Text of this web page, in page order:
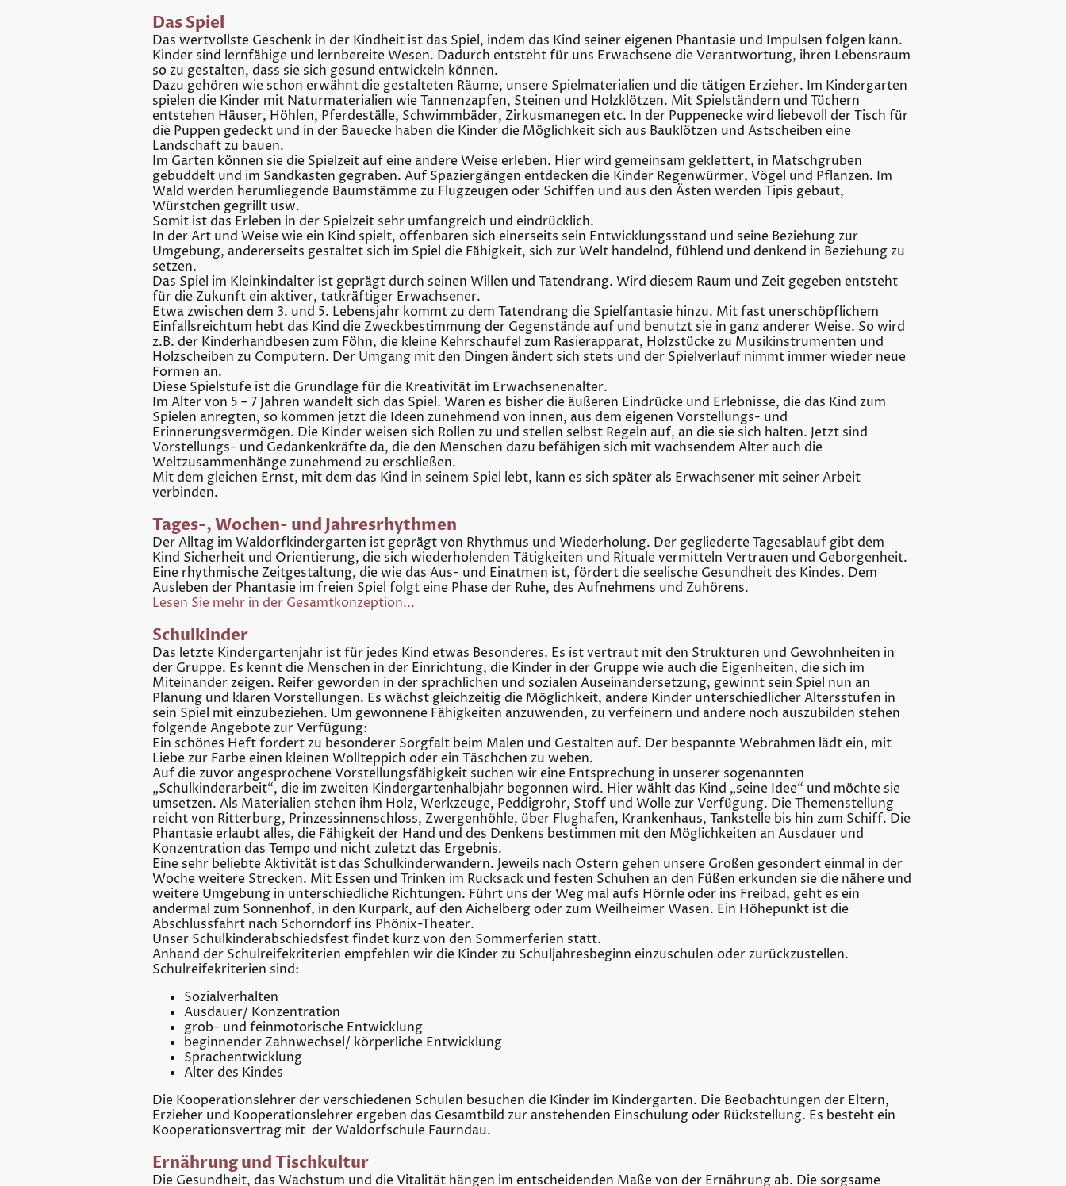
Das Spiel
Das wertvollste Geschenk in der Kindheit ist das Spiel, indem das Kind seiner eigenen Phantasie und Impulsen folgen kann.
Kinder sind lernfähige und lernbereite Wesen. Dadurch entsteht für uns Erwachsene die Verantwortung, ihren Lebensraum
so zu gestalten, dass sie sich gesund entwickeln können.
Dazu gehören wie schon erwähnt die gestalteten Räume, unsere Spielmaterialien und die tätigen Erzieher. Im Kindergarten
spielen die Kinder mit Naturmaterialien wie Tannenzapfen, Steinen und Holzklötzen. Mit Spielständern und Tüchern
entstehen Häuser, Höhlen, Pferdeställe, Schwimmbäder, Zirkusmanegen etc. In der Puppenecke wird liebevoll der Tisch für
die Puppen gedeckt und in der Bauecke haben die Kinder die Möglichkeit sich aus Bauklötzen und Astscheiben eine
Landschaft zu bauen.
Im Garten können sie die Spielzeit auf eine andere Weise erleben. Hier wird gemeinsam geklettert, in Matschgruben
gebuddelt und im Sandkasten gegraben. Auf Spaziergängen entdecken die Kinder Regenwürmer, Vögel und Pflanzen. Im
Wald werden herumliegende Baumstämme zu Flugzeugen oder Schiffen und aus den Ästen werden Tipis gebaut,
Würstchen gegrillt usw.
Somit ist das Erleben in der Spielzeit sehr umfangreich und eindrücklich.
In der Art und Weise wie ein Kind spielt, offenbaren sich einerseits sein Entwicklungsstand und seine Beziehung zur
Umgebung, andererseits gestaltet sich im Spiel die Fähigkeit, sich zur Welt handelnd, fühlend und denkend in Beziehung zu
setzen.
Das Spiel im Kleinkindalter ist geprägt durch seinen Willen und Tatendrang. Wird diesem Raum und Zeit gegeben entsteht
für die Zukunft ein aktiver, tatkräftiger Erwachsener.
Etwa zwischen dem 3. und 5. Lebensjahr kommt zu dem Tatendrang die Spielfantasie hinzu. Mit fast unerschöpflichem
Einfallsreichtum hebt das Kind die Zweckbestimmung der Gegenstände auf und benutzt sie in ganz anderer Weise. So wird
z.B. der Kinderhandbesen zum Föhn, die kleine Kehrschaufel zum Rasierapparat, Holzstücke zu Musikinstrumenten und
Holzscheiben zu Computern. Der Umgang mit den Dingen ändert sich stets und der Spielverlauf nimmt immer wieder neue
Formen an.
Diese Spielstufe ist die Grundlage für die Kreativität im Erwachsenenalter.
Im Alter von 5 – 7 Jahren wandelt sich das Spiel. Waren es bisher die äußeren Eindrücke und Erlebnisse, die das Kind zum
Spielen anregten, so kommen jetzt die Ideen zunehmend von innen, aus dem eigenen Vorstellungs- und
Erinnerungsvermögen. Die Kinder weisen sich Rollen zu und stellen selbst Regeln auf, an die sie sich halten. Jetzt sind
Vorstellungs- und Gedankenkräfte da, die den Menschen dazu befähigen sich mit wachsendem Alter auch die
Weltzusammenhänge zunehmend zu erschließen.
Mit dem gleichen Ernst, mit dem das Kind in seinem Spiel lebt, kann es sich später als Erwachsener mit seiner Arbeit
verbinden.
Tages-, Wochen- und Jahresrhythmen
Der Alltag im Waldorfkindergarten ist geprägt von Rhythmus und Wiederholung. Der gegliederte Tagesablauf gibt dem
Kind Sicherheit und Orientierung, die sich wiederholenden Tätigkeiten und Rituale vermitteln Vertrauen und Geborgenheit.
Eine rhythmische Zeitgestaltung, die wie das Aus- und Einatmen ist, fördert die seelische Gesundheit des Kindes. Dem
Ausleben der Phantasie im freien Spiel folgt eine Phase der Ruhe, des Aufnehmens und Zuhörens.
Lesen Sie mehr in der Gesamtkonzeption...
Schulkinder
Das letzte Kindergartenjahr ist für jedes Kind etwas Besonderes. Es ist vertraut mit den Strukturen und Gewohnheiten in
der Gruppe. Es kennt die Menschen in der Einrichtung, die Kinder in der Gruppe wie auch die Eigenheiten, die sich im
Miteinander zeigen. Reifer geworden in der sprachlichen und sozialen Auseinandersetzung, gewinnt sein Spiel nun an
Planung und klaren Vorstellungen. Es wächst gleichzeitig die Möglichkeit, andere Kinder unterschiedlicher Altersstufen in
sein Spiel mit einzubeziehen. Um gewonnene Fähigkeiten anzuwenden, zu verfeinern und andere noch auszubilden stehen
folgende Angebote zur Verfügung:
Ein schönes Heft fordert zu besonderer Sorgfalt beim Malen und Gestalten auf. Der bespannte Webrahmen lädt ein, mit
Liebe zur Farbe einen kleinen Wollteppich oder ein Täschchen zu weben.
Auf die zuvor angesprochene Vorstellungsfähigkeit suchen wir eine Entsprechung in unserer sogenannten
„Schulkinderarbeit“, die im zweiten Kindergartenhalbjahr begonnen wird. Hier wählt das Kind „seine Idee“ und möchte sie
umsetzen. Als Materialien stehen ihm Holz, Werkzeuge, Peddigrohr, Stoff und Wolle zur Verfügung. Die Themenstellung
reicht von Ritterburg, Prinzessinnenschloss, Zwergenhöhle, über Flughafen, Krankenhaus, Tankstelle bis hin zum Schiff. Die
Phantasie erlaubt alles, die Fähigkeit der Hand und des Denkens bestimmen mit den Möglichkeiten an Ausdauer und
Konzentration das Tempo und nicht zuletzt das Ergebnis.
Eine sehr beliebte Aktivität ist das Schulkinderwandern. Jeweils nach Ostern gehen unsere Großen gesondert einmal in der
Woche weitere Strecken. Mit Essen und Trinken im Rucksack und festen Schuhen an den Füßen erkunden sie die nähere und
weitere Umgebung in unterschiedliche Richtungen. Führt uns der Weg mal aufs Hörnle oder ins Freibad, geht es ein
andermal zum Sonnenhof, in den Kurpark, auf den Aichelberg oder zum Weilheimer Wasen. Ein Höhepunkt ist die
Abschlussfahrt nach Schorndorf ins Phönix-Theater.
Unser Schulkinderabschiedsfest findet kurz von den Sommerferien statt.
Anhand der Schulreifekriterien empfehlen wir die Kinder zu Schuljahresbeginn einzuschulen oder zurückzustellen.
Schulreifekriterien sind:
Sozialverhalten
Ausdauer/ Konzentration
grob- und feinmotorische Entwicklung
beginnender Zahnwechsel/ körperliche Entwicklung
Sprachentwicklung
Alter des Kindes
Die Kooperationslehrer der verschiedenen Schulen besuchen die Kinder im Kindergarten. Die Beobachtungen der Eltern,
Erzieher und Kooperationslehrer ergeben das Gesamtbild zur anstehenden Einschulung oder Rückstellung. Es besteht ein
Kooperationsvertrag mit der Waldorfschule Faurndau.
Ernährung und Tischkultur
Die Gesundheit, das Wachstum und die Vitalität hängen im entscheidenden Maße von der Ernährung ab. Die sorgsame